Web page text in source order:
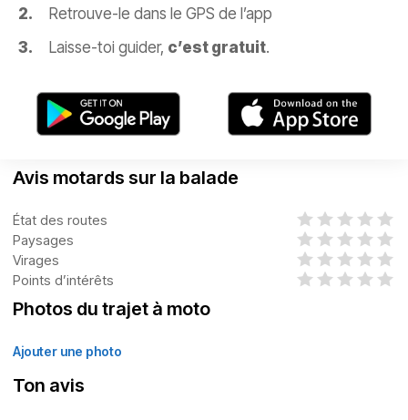
Retrouve-le dans le GPS de l’app
Laisse-toi guider, c’est gratuit.
Avis motards sur la balade
État des routes
Paysages
Virages
Points d’intérêts
Photos du trajet à moto
Ajouter une photo
Ton avis